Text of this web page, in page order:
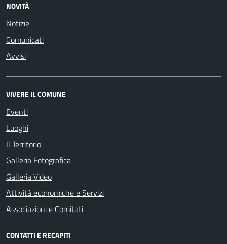
NOVITÀ
Notizie
Comunicati
Avvisi
VIVERE IL COMUNE
Eventi
Luoghi
Il Territorio
Galleria Fotografica
Galleria Video
Attività economiche e Servizi
Associazioni e Comitati
CONTATTI E RECAPITI